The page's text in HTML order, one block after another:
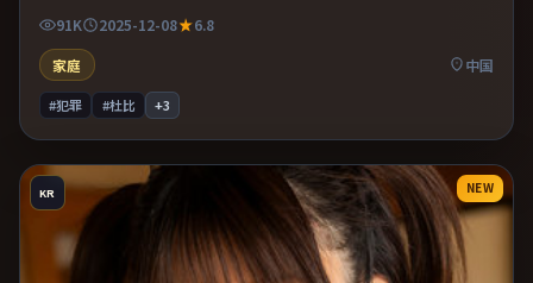
图。
91K 2025-12-08
6.8
家庭
中国
#犯罪 #杜比 +3
KR NEW